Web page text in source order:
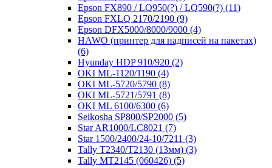
Epson FX890 / LQ950(?) / LQ590(?) (11)
Epson FXLQ 2170/2190 (9)
Epson DFX5000/8000/9000 (4)
HAWO (принтер для надписей на пакетах)
(6)
Hyunday HDP 910/920 (2)
OKI ML-1120/1190 (4)
OKI ML-5720/5790 (8)
OKI ML-5721/5791 (8)
OKI ML 6100/6300 (6)
Seikosha SP800/SP2000 (5)
Star AR1000/LC8021 (7)
Star 1500/2400/24-10/7211 (3)
Tally T2340/T2130 (13мм) (3)
Tally MT2145 (060426) (5)